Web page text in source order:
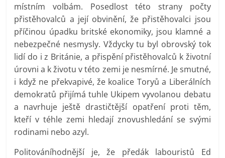
místním volbám. Posedlost této strany počty
přistěhovalců a její obvinění, že přistěhovalci jsou
příčinou úpadku britské ekonomiky, jsou klamné a
nebezpečné nesmysly. Vždycky tu byl obrovský tok
lidí do i z Británie, a přispění přistěhovalců k životní
úrovni a k životu v této zemi je nesmírné. Je smutné,
i když ne překvapivé, že koalice Toryů a Liberálních
demokratů přijímá tuhle Ukipem vyvolanou debatu
a navrhuje ještě drastičtější opatření proti těm,
kteří v téhle zemi hledají znovushledání se svými
rodinami nebo azyl.
Politováníhodnější je, že předák labouristů Ed